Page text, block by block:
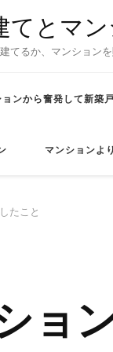
てとマ
てるか、マンション
ンから奮発して新築
マンションよ
たこと
ョ